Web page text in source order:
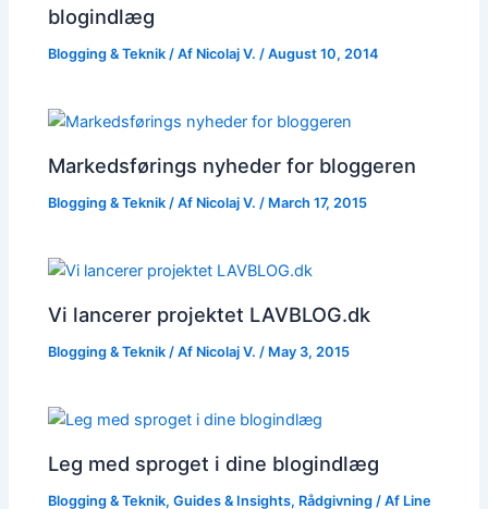
blogindlæg
Blogging & Teknik / Af Nicolaj V. /August 10, 2014
Markedsførings nyheder for bloggeren
Blogging & Teknik / Af Nicolaj V. / March 17, 2015
Vi lancerer projektet LAVBLOG.dk
Blogging & Teknik / Af Nicolaj V. / May 3, 2015
Leg med sproget i dine blogindlæg
Blogging & Teknik,Guides & Insights, Rådgivning / Af Line